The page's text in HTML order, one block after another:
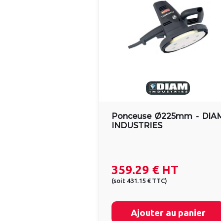
Ponceuse Ø225mm -
INDUSTRIES
359.29 € HT
(soit 431.15 € TTC)
Ajouter au panier